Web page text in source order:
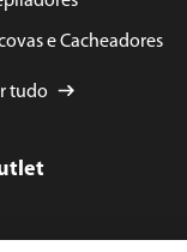
e Cacheadores
tudo